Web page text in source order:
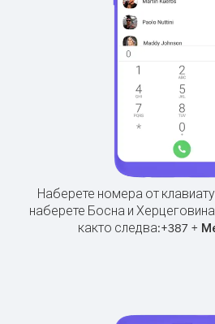
Наберете номера от
наберете Босна и
както следва:+387 +